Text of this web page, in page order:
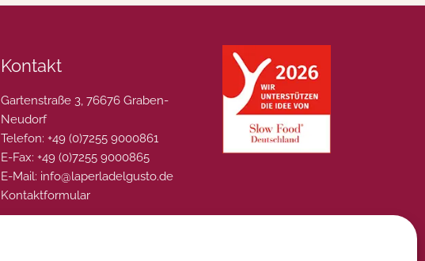
Kontakt
Gartenstraße 3, 76676 Graben-
Neudorf
Telefon: +49 (0)7255 9000861
E-Fax: +49 (0)7255 9000865
E-Mail: info@laperladelgusto.de
Kontaktformular